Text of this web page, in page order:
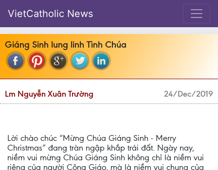
VietCatholic News
Giáng Sinh lung linh Tình Chúa
Lm Nguyễn Xuân Trường 24/Dec/2019
Lời chào chúc “Mừng Chúa Giáng Sinh - Merry
Christmas” đang tràn ngập khắp trái đất. Ngày nay,
niềm vui mừng Chúa Giáng Sinh không chỉ là niềm vui
riêng của người Công Giáo, mà là niềm vui chung của